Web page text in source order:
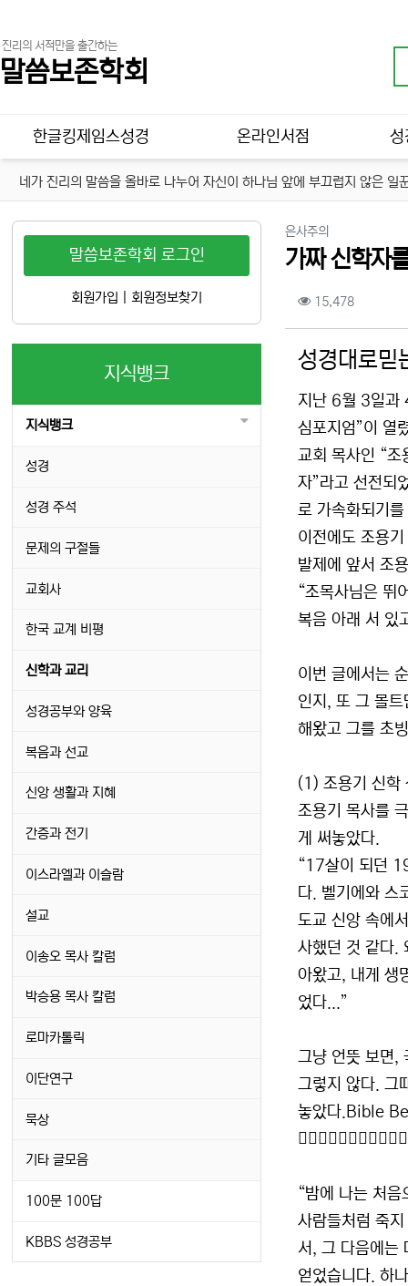
진리의 서적만을 출간하는
말씀보존학회
메인 메뉴
한글킹제임스성경 온라인서점 성
네가 진리의 말씀을 올바로 나누어 자신이 하나님 앞에 부끄럽지 않은
은사주의
가짜 신학자
컨텐츠 정보
15,478조회
성경대로믿
지난 6월 3일과
심포지엄”이 열
교회 목사인 “조
자”라고 선전되
로 가속화되기
이전에도 조용
발제에 앞서 조
“조목사님은 뛰
복음 아래 서 있
이번 글에서는
인지, 또 그 몰
해왔고 그를 초
(1) 조용기 신학
조용기 목사를
게 써놓았다.
“17살이 되던
다. 벨기에와 스
도교 신앙 속에
사했던 것 같다.
아왔고, 내게 생
었다...”
그냥 언뜻 보면,
그렇지 않다. 그
놓았다.Bible
“밤에 나는 처
사람들처럼 죽
서, 그 다음에는
얻었습니다. 하
말씀보존학회 로그인
회원가입 회원정보찾기
지식뱅크
지식뱅크
성경
성경 주석
문제의 구절들
교회사
한국 교계 비평
신학과 교리
성경공부와 양육
복음과 선교
신앙 생활과 지혜
간증과 전기
이스라엘과 이슬람
설교
이송오 목사 칼럼
박승용 목사 칼럼
로마카톨릭
이단연구
묵상
기타 글모음
100문 100답
KBBS 성경공부